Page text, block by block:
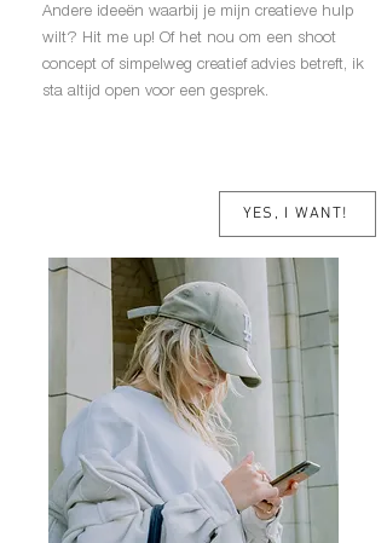
Andere ideeën waarbij je mijn creatieve hulp
wilt? Hit me up! Of het nou om een shoot
concept of simpelweg creatief advies betreft, ik
sta altijd open voor een gesprek.
YES, I WANT!